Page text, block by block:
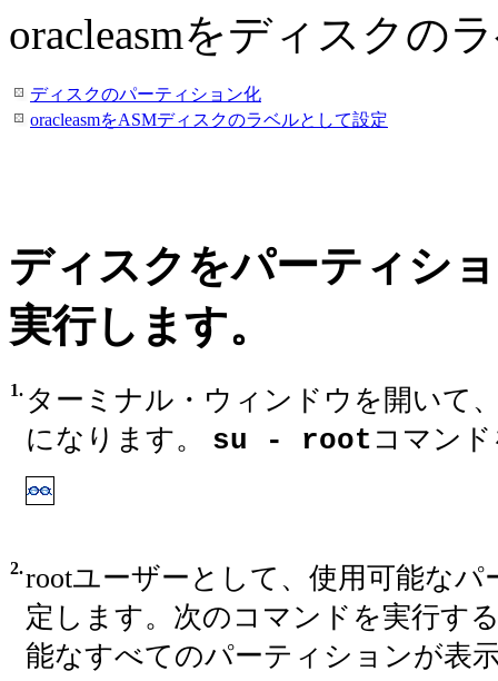
oracleasmをディスクの
ディスクのパーティション化
oracleasmをASMディスクのラベルとして設定
ディスクをパーティシ
実行します。
1. ターミナル・ウィンドウを開いて
になります。 su - root コマン
2.rootユーザーとして、使用可能な
定します。次のコマンドを実行す
能なすべてのパーティションが表